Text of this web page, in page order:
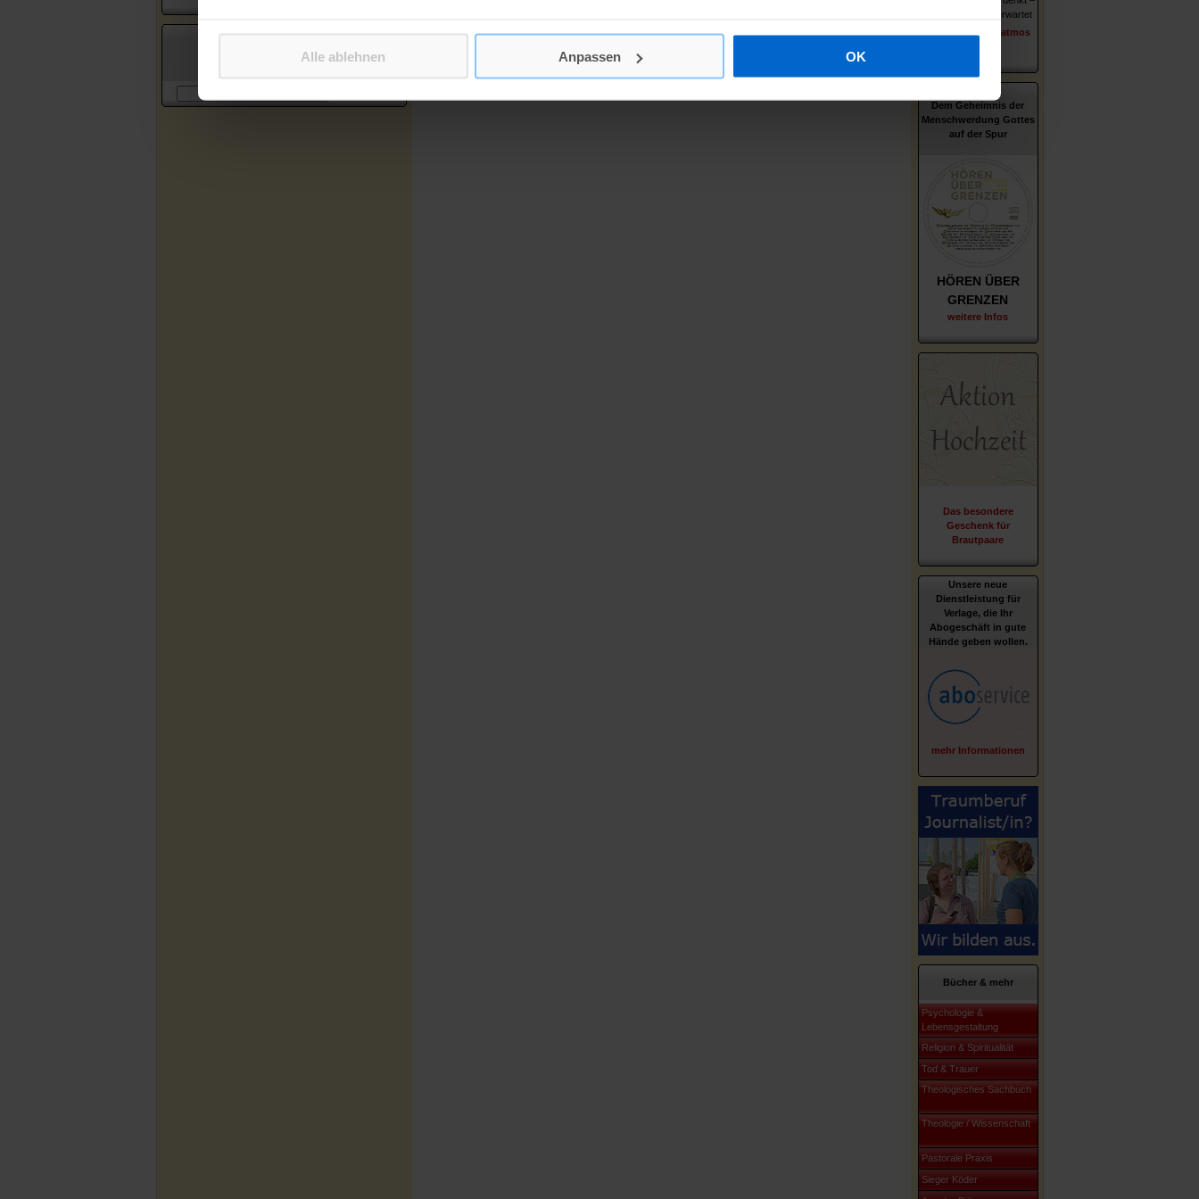
Alle ablehnen Anpassen OK
Sonntagsblattes
was ihn und uns erwartet
erschienen im Patmos
Dem Geheimnis der
Menschwerdung Gottes
auf der Spur
HÖREN ÜBER
GRENZEN
weitere Infos
Das besondere
Geschenk für
Brautpaare
Unsere neue
Dienstleistung für
Verlage, die Ihr
Abogeschäft in gute
Hände geben wollen.
mehr Informationen
Bücher & mehr
Psychologie &
Lebensgestaltung
Religion & Spiritualität
Tod & Trauer
Theologisches Sachbuch
Theologie / Wissenschaft
Pastorale Praxis
Sieger Köder